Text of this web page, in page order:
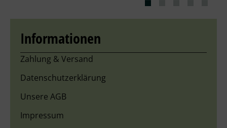
Informationen
Zahlung & Versand
Datenschutzerklärung
Unsere AGB
Impressum